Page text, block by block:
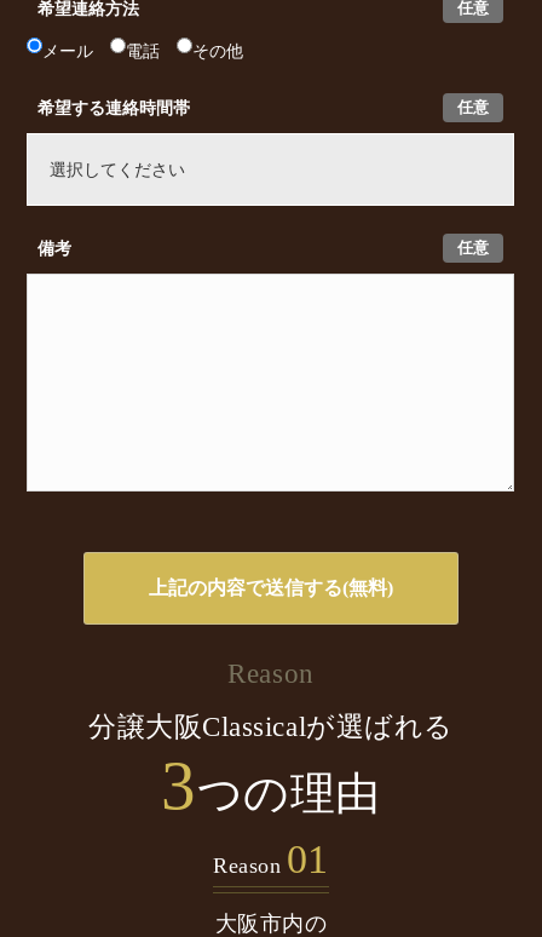
任意
希望連絡方法
メール 電話 その他
任意
希望する連絡時間帯
任意
備考
Reason
分譲大阪Classicalが選ばれる
3つの理由
Reason 01
大阪市内の